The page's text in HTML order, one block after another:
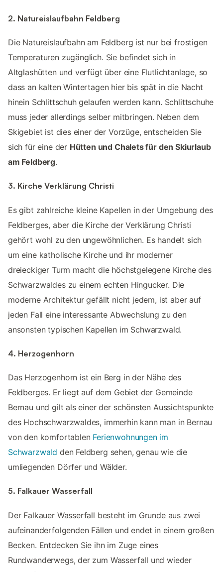
2. Natureislaufbahn Feldberg
Die Natureislaufbahn am Feldberg ist nur bei frostigen
Temperaturen zugänglich. Sie befindet sich in
Altglashütten und verfügt über eine Flutlichtanlage, so
dass an kalten Wintertagen hier bis spät in die Nacht
hinein Schlittschuh gelaufen werden kann. Schlittschuhe
muss jeder allerdings selber mitbringen. Neben dem
Skigebiet ist dies einer der Vorzüge, entscheiden Sie
sich für eine der Hütten und Chalets für den Skiurlaub
am Feldberg.
3. Kirche Verklärung Christi
Es gibt zahlreiche kleine Kapellen in der Umgebung des
Feldberges, aber die Kirche der Verklärung Christi
gehört wohl zu den ungewöhnlichen. Es handelt sich
um eine katholische Kirche und ihr moderner
dreieckiger Turm macht die höchstgelegene Kirche des
Schwarzwaldes zu einem echten Hingucker. Die
moderne Architektur gefällt nicht jedem, ist aber auf
jeden Fall eine interessante Abwechslung zu den
ansonsten typischen Kapellen im Schwarzwald.
4. Herzogenhorn
Das Herzogenhorn ist ein Berg in der Nähe des
Feldberges. Er liegt auf dem Gebiet der Gemeinde
Bernau und gilt als einer der schönsten Aussichtspunkte
des Hochschwarzwaldes, immerhin kann man in Bernau
von den komfortablen Ferienwohnungen im
Schwarzwald den Feldberg sehen, genau wie die
umliegenden Dörfer und Wälder.
5. Falkauer Wasserfall
Der Falkauer Wasserfall besteht im Grunde aus zwei
aufeinanderfolgenden Fällen und endet in einem großen
Becken. Entdecken Sie ihn im Zuge eines
Rundwanderwegs, der zum Wasserfall und wieder